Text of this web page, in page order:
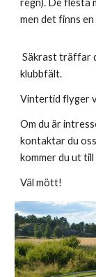
regn). De flesta
men det finns
Säkrast träffar
klubbfält.
Vintertid flyger
Om du är
kontaktar du
kommer du ut
Väl mött!